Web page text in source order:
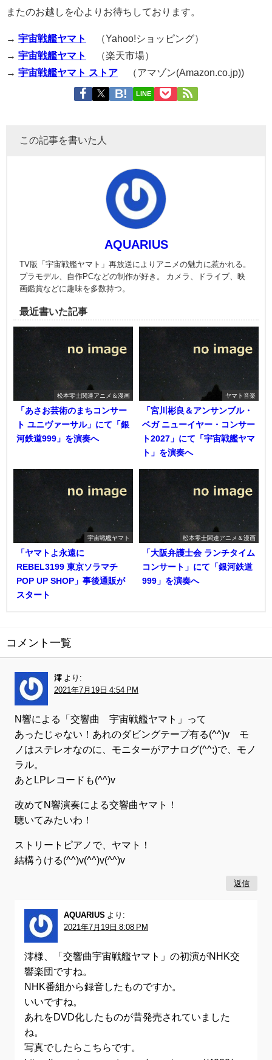
またのお越しを心よりお待ちしております。
→ 宇宙戦艦ヤマト
（Yahoo!ショッピング）
→ 宇宙戦艦ヤマト
（楽天市場）
→ 宇宙戦艦ヤマト ストア （アマゾン(Amazon.co.jp))
LINE
この記事を書いた人
AQUARIUS
TV版「宇宙戦艦ヤマト」再放送によりアニメの魅力に惹かれる。
プラモデル、自作PCなどの制作が好き。 カメラ、ドライブ、映
画鑑賞などに趣味を多数持つ。
最近書いた記事
松本零士関連アニメ＆漫画
「あさお芸術のまちコンサー
ト ユニヴァーサル」にて「銀
河鉄道999」を演奏へ
ヤマト音楽
「宮川彬良＆アンサンブル・
ベガ ニューイヤー・コンサー
ト2027」にて「宇宙戦艦ヤマ
ト」を演奏へ
宇宙戦艦ヤマト
「ヤマトよ永遠に
REBEL3199 東京ソラマチ
POP UP SHOP」事後通販が
スタート
松本零士関連アニメ＆漫画
「大阪弁護士会 ランチタイム
コンサート」にて「銀河鉄道
999」を演奏へ
コメント一覧
澪 より:
2021年7月19日 4:54 PM
N響による「交響曲 宇宙戦艦ヤマト」って
あったじゃない！あれのダビングテープ有る(^^)v モ
ノはステレオなのに、モニターがアナログ(^^;)で、モノ
ラル。
あとLPレコードも(^^)v
改めてN響演奏による交響曲ヤマト！
聴いてみたいわ！
ストリートピアノで、ヤマト！
結構うける(^^)v(^^)v(^^)v
返信
AQUARIUS より:
2021年7月19日 8:08 PM
澪様、「交響曲宇宙戦艦ヤマト」の初演がNHK交
響楽団ですね。
NHK番組から録音したものですか。
いいですね。
あれをDVD化したものが昔発売されていました
ね。
写真でしたらこちらです。